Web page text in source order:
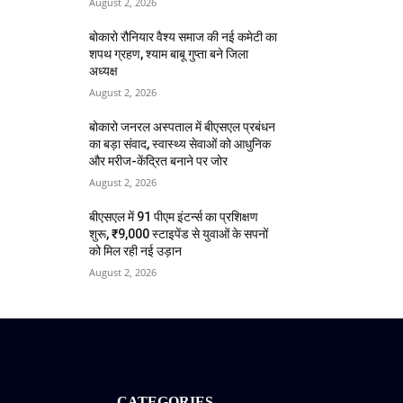
बोकारो रौनियार वैश्य समाज की नई कमेटी का
शपथ ग्रहण, श्याम बाबू गुप्ता बने जिला
अध्यक्ष
August 2, 2026
बोकारो जनरल अस्पताल में बीएसएल प्रबंधन
का बड़ा संवाद, स्वास्थ्य सेवाओं को आधुनिक
और मरीज-केंद्रित बनाने पर जोर
August 2, 2026
बीएसएल में 91 पीएम इंटर्न्स का प्रशिक्षण
शुरू, ₹9,000 स्टाइपेंड से युवाओं के सपनों
को मिल रही नई उड़ान
August 2, 2026